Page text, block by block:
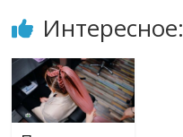
Интересное: